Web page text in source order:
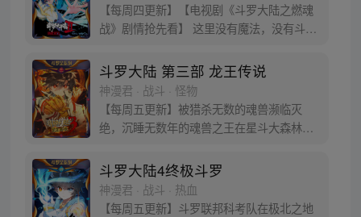
【每周四更新】【电视剧《斗罗大陆之燃魂
战》剧情抢先看】 这里没有魔法，没有斗
后的斗罗大陆上，唐门式微，一代天骄霍雨
浩横空出世，一切的神奇都将一一展现。 唐
门暗器能否重振雄风，唐门能否重现辉煌，
一切尽绝世唐门！
斗罗大陆 第三部 龙王传说
神漫君 · 战斗 · 怪物
【每周五更新】被猎杀无数的魂兽濒临灭
绝，沉睡无数年的魂兽之王在星斗大森林最
魂”遇上执着而顽强的少年唐舞麟，万众瞩目
的武魂传奇将再次被书写。我们不期待奇
迹，但要给奇迹一个机会。
斗罗大陆4终极斗罗
神漫君 · 战斗 · 热血
【每周五更新】斗罗联邦科考队在极北之地